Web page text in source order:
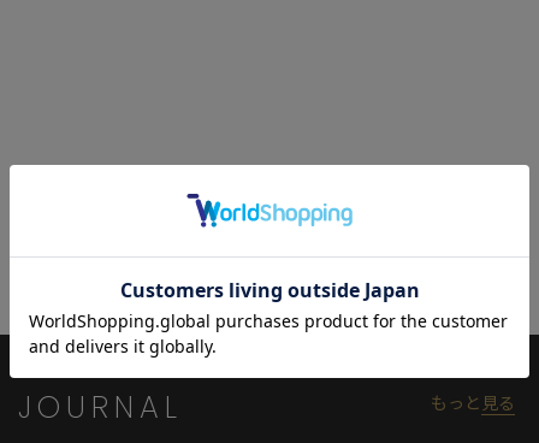
と画像のカラーの見え方が異なる場合がございます。
※画像はサンプルのため、色味やサイズ等の仕様が変更になる場
JOURNAL もっと 見る